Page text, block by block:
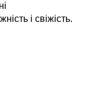
і свіжість.